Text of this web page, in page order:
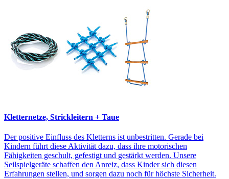
Kletternetze, Strickleitern + Taue
Der positive Einfluss des Kletterns ist unbestritten. Gerade bei
Kindern führt diese Aktivität dazu, dass ihre motorischen
Fähigkeiten geschult, gefestigt und gestärkt werden. Unsere
Seilspielgeräte schaffen den Anreiz, dass Kinder sich diesen
Erfahrungen stellen, und sorgen dazu noch für höchste Sicherheit.